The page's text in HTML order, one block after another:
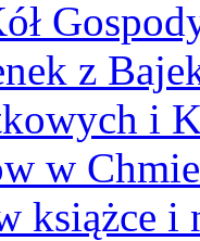
z
i
w
książce i